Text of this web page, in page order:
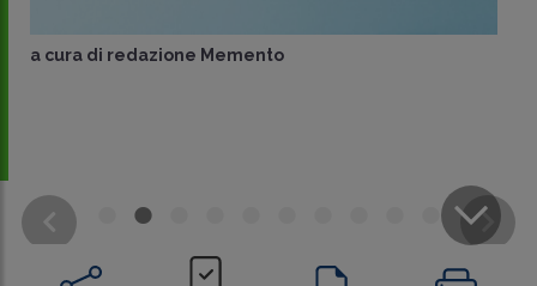
CONDIVIDI
a cura di redazione Memento